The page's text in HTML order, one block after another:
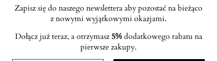
Zapisz się do naszego newslettera aby pozostać na bieżąco
z nowymi wyjątkowymi okazjami.
Dołącz już teraz, a otrzymasz 5%dodatkowego rabatu na
pierwsze zakupy.